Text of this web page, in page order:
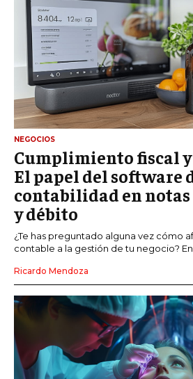
NEGOCIOS
Cumplimiento fiscal
El papel del software
contabilidad en
y débito
¿Te has preguntado alguna vez cómo
contable a la gestión de tu negocio? En
Ricardo Mendoza